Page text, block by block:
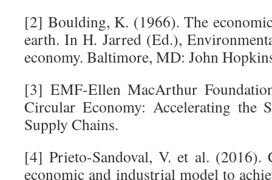
[2] Boulding, K. (1966). The
earth. In H. Jarred (Ed.),
economy. Baltimore, MD: John
[3] EMF-Ellen MacArthur
Circular Economy: Accelerating the
Supply Chains.
[4] Prieto-Sandoval, V. et al. (2016).
economic and industrial model to